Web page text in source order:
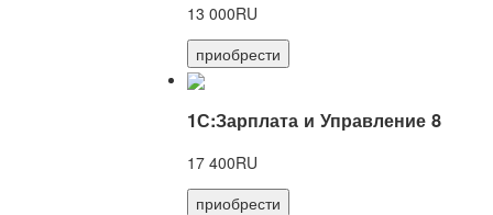
13 000RU
приобрести
1С:Зарплата и Управление 8
17 400RU
приобрести